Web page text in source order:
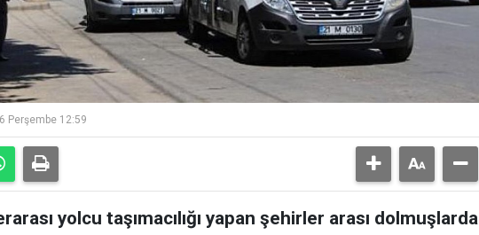
Perşembe 12:59
yolcu taşımacılığı yapan şehirler arası dolmuşlarda